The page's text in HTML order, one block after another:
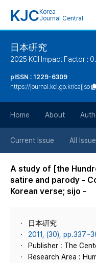
KJC Korea
Journal Central
日本硏究
2025 KCI Impact Factor :
pISSN : 1229-6309
https://journal.kci.go.kr/cajjso
Home About
Current Issue All
A study of [the
satire and parody -
Korean verse; sijo -
日本硏究
2011, (30),
Publisher : The
Research Area :